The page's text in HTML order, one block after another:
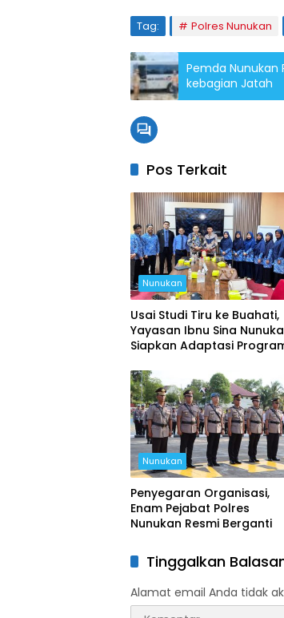
Tag: Polres Nunukan
Pemda Nunukan
kebagian Jatah
Pos Terkait
Nunukan
Usai Studi Tiru ke Buahati,
Yayasan Ibnu Sina
Siapkan Adaptasi
Nunukan
Penyegaran Organisasi,
Enam Pejabat Polres
Nunukan Resmi Berganti
Tinggalkan
Alamat email Anda tidak